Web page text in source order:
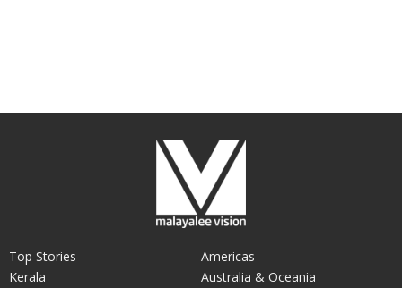
Top Stories
Kerala
Americas
Australia & Oceania